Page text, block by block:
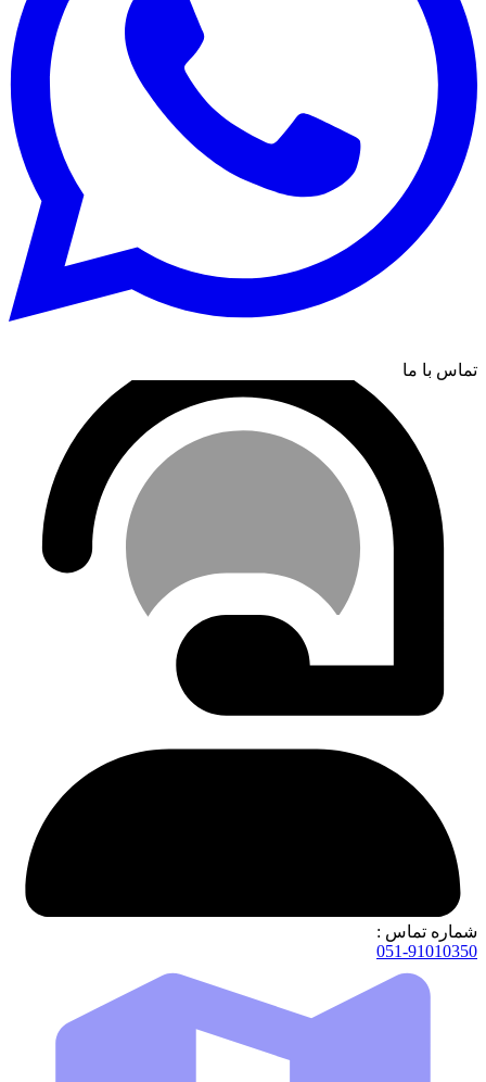
تماس با ما
شماره تماس :
051-91010350